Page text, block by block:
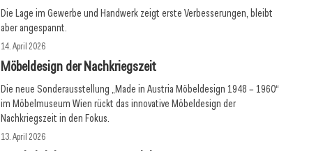
Die Lage im Gewerbe und Handwerk zeigt erste Verbesserungen, bleibt
aber angespannt.
14. April 2026
Möbeldesign der Nachkriegszeit
Die neue Sonderausstellung „Made in Austria Möbeldesign 1948 − 1960“
im Möbelmuseum Wien rückt das innovative Möbeldesign der
Nachkriegszeit in den Fokus.
13. April 2026